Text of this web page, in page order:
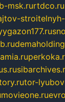
msk.rurtdco.ru
tor-
movieone.ru